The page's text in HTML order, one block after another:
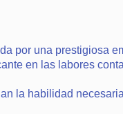
por una prestigiosa
en las labores
la habilidad